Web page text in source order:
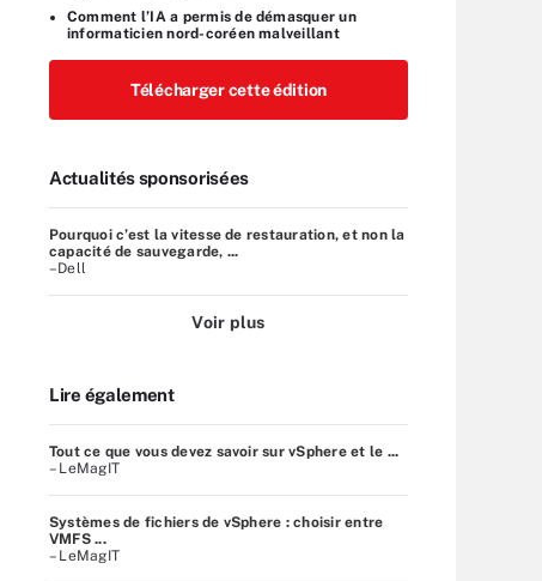
Comment l’IA a permis de démasquer un
informaticien nord-coréen malveillant
Télécharger cette édition
Actualités sponsorisées
Pourquoi c’est la vitesse de restauration, et non la
capacité de sauvegarde, ...
–Dell
Voir plus
Lire également
Tout ce que vous devez savoir sur vSphere et le ...
– LeMagIT
Systèmes de fichiers de vSphere : choisir entre
VMFS ...
– LeMagIT